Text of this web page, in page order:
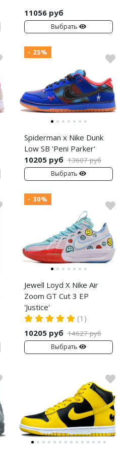
11056 руб
Выбрать
- 25%
Spiderman x Nike Dunk
Low SB 'Peni Parker'
10205 руб 13607 руб
Выбрать
- 30%
Jewell Loyd X Nike Air
Zoom GT Cut 3 EP
'Justice'
(1)
10205 руб 14627 руб
Выбрать